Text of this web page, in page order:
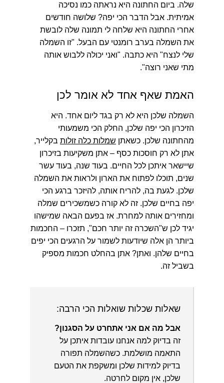
שלה. ביום החתונה היא נראתה כמו נסיכה
אמיתית. אבל הדבר הכי יפה? שלושה חודשים
אחרי החתונה היא שלחה לי תמונה שלה לובשת
את השמלה בערב רומנטי עם הבעל. "זו השמלה
שלי לנצח" היא כתבה. "ואני יכולה ללבוש אותה
מתי שאני רוצה".
האמת שאף אחד לא אומר לכן
השמלה שלכן היא לא רק בגד ליום אחד. היא
הזיכרון הכי יפה שלכן, החלק הכי משמעותי
מהחתונה שלכן. כשאתן שמלות כלה זולות בקלייר,
אתן לא רק חוסכות כסף – אתן משקיעות בזיכרון
שיישאר איתכן לכל החיים. בעוד שנה, בעוד עשר
שנים, תוכלו לפתוח את הארון ולראות את השמלה
שלכן. לגעת בה, להריח אותה, להיזכר ברגע הכי
יפה בחיים שלכן. זה לא קורה כשמשכירים שמלה
ומחזירים אותה למחרת. אז בפעם הבאה שמישהו
יגיד לכן ש"השכרה זה יותר חכם", תזכרו – החכמות
ביותר הן אלה שיודעות לשמור על הרגעים הכי יפים
בחיים שלהן. ואתן? אתן בהחלט חכמות מספיק
בשביל זה.
שאלות שכלות שואלות הכי הרבה:
אבל מה אם אני אתחרט על הסגנון?
זה בדיוק למה אנחנו עובדות איתכן על
התאמה מושלמת. כשהשמלה תפורה
בדיוק למידות שלכן ומשקפת את הטעם
שלכן, אין מקום לחרטה.